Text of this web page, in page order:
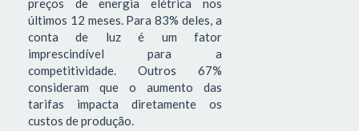
preços de energia elétrica nos
últimos 12 meses. Para 83% deles, a
conta de luz é um fator
imprescindível para a
competitividade. Outros 67%
consideram que o aumento das
tarifas impacta diretamente os
custos de produção.